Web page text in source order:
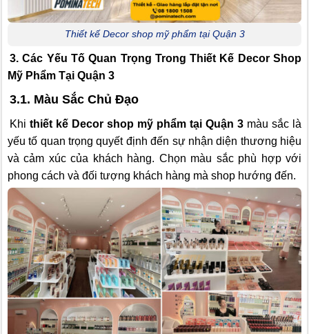
Thiết kế Decor shop mỹ phẩm tại Quận 3
3. Các Yếu Tố Quan Trọng Trong Thiết Kế Decor Shop
Mỹ Phẩm Tại Quận 3
3.1. Màu Sắc Chủ Đạo
Khi thiết kế Decor shop mỹ phẩm tại Quận 3 màu sắc là
yếu tố quan trọng quyết định đến sự nhận diện thương hiệu
và cảm xúc của khách hàng. Chọn màu sắc phù hợp với
phong cách và đối tượng khách hàng mà shop hướng đến.